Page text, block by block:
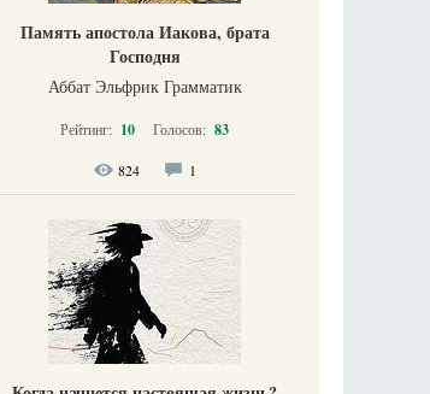
Память апостола Иакова, брата
Господня
Аббат Эльфрик Грамматик
Рейтинг: 10 Голосов: 83
824 1